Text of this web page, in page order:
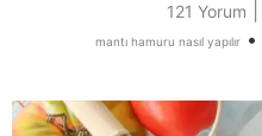
121 Yorum
mantı hamuru nasıl yapılır •